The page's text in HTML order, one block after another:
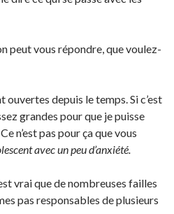
peut vous répondre, que voulez-
ouvertes depuis le temps. Si c’est
grandes pour que je puisse
n’est pas pour ça que vous
avec un peu d’anxiété.
vrai que de nombreuses failles
pas responsables de plusieurs